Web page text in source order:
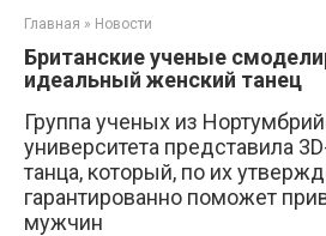
Главная » Новости
Британские ученые
идеальный женский танец
Группа ученых из
университета представила
танца, который, по их
гарантированно поможет
мужчин